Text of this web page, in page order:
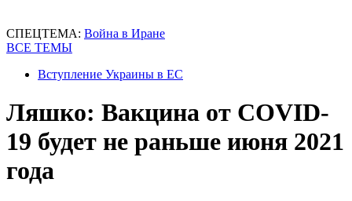
СПЕЦТЕМА: Война в Иране
ВСЕ ТЕМЫ
Вступление Украины в ЕС
Ляшко: Вакцина от COVID-
19 будет не раньше июня 2021
года